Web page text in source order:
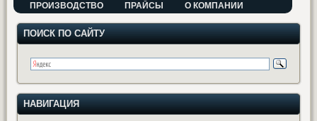
ПРОИЗВОДСТВО
ПРАЙСЫ О КОМПАНИИ
ПОИСК ПО САЙТУ
НАВИГАЦИЯ